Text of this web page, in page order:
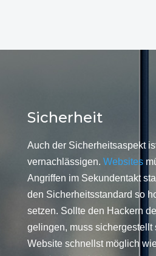
Sicherheit
Auch der Sicherheitsaspekt
vernachlässigen. Websites
Angriffen im Sekundentakt
den Sicherheitsstandard so
setzen. Sollte den Hackern
gelingen, muss sichergestellt
Website schnellst möglich